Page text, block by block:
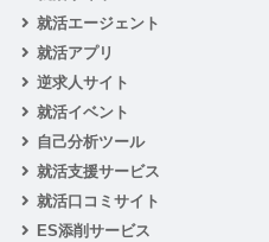
就活エージェント
就活アプリ
逆求人サイト
就活イベント
自己分析ツール
就活支援サービス
就活口コミサイト
ES添削サービス